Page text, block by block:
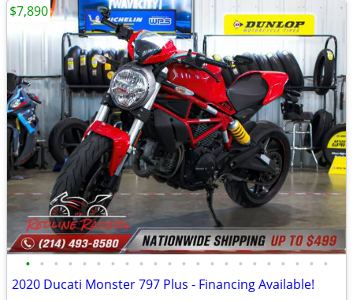
• • • • • • • • • • • • • • • • • • • • • •
2020 Ducati Monster 797 Plus - Financing Available!
$7,890